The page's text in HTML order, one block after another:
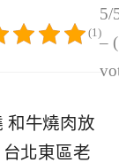
5/
–
(1)
和牛燒肉放
北東區老